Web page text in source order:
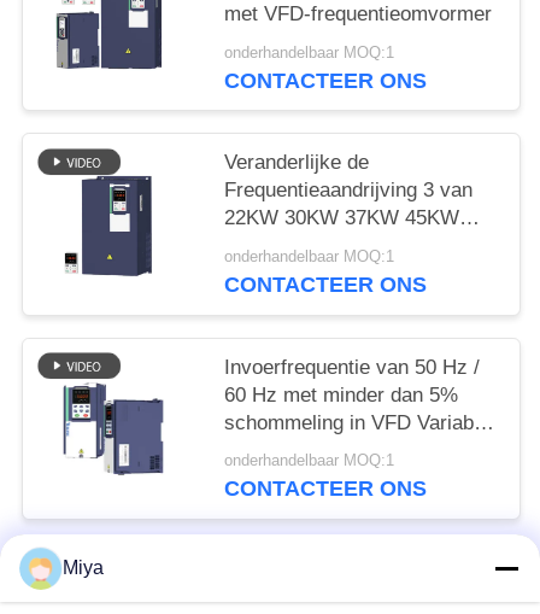
met VFD-frequentieomvormer
onderhandelbaar MOQ:1
CONTACTEER ONS
Veranderlijke de
Frequentieaandrijving 3 van
22KW 30KW 37KW 45KW
VFD Fase Vectorcontrole
onderhandelbaar MOQ:1
CONTACTEER ONS
Invoerfrequentie van 50 Hz /
60 Hz met minder dan 5%
schommeling in VFD Variable
Frequency Drive
onderhandelbaar MOQ:1
CONTACTEER ONS
populaire categorieën
Miya